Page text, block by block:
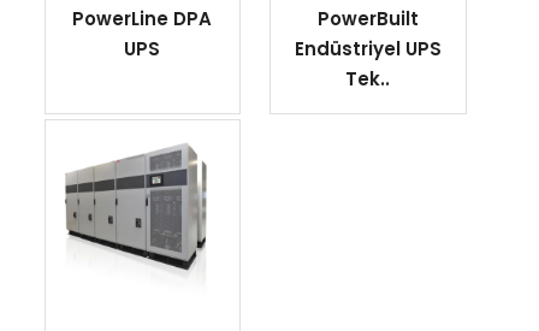
PowerLine DPA
UPS
PowerBuilt
Endüstriyel UPS
Tek..